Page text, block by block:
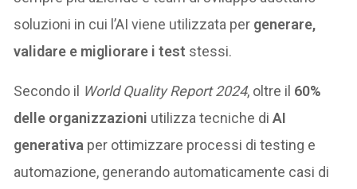
soluzioni in cui l’AI viene utilizzata per generare,
validare e migliorare i test stessi.
Secondo il World Quality Report 2024, oltre il 60%
delle organizzazioni utilizza tecniche diAI
generativa per ottimizzare processi di testing e
automazione, generando automaticamente casi di